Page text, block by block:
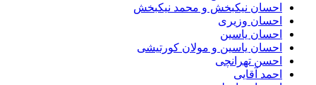
احسان نیکبخش و محمد نیکبخش
احسان وزیری
احسان یاسین
احسان یاسین و مولان کورتیشی
احسن تهرانچی
احمد آقایی